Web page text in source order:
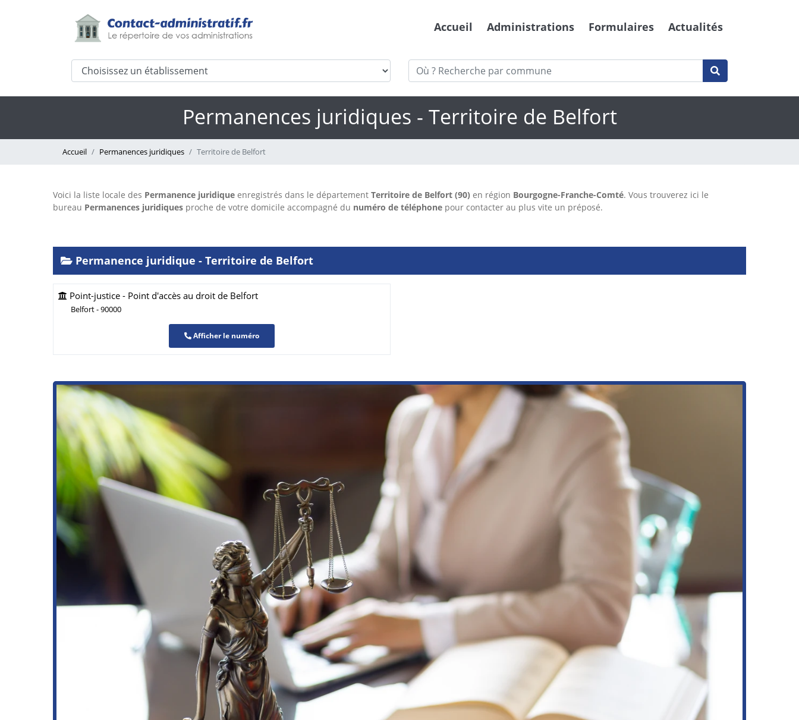
Accueil Administrations Formulaires Actualités
Permanences juridiques - Territoire de Belfort
Accueil Permanences juridiques Territoire de Belfort
Voici la liste locale des Permanence juridique enregistrés dans le département Territoire de Belfort (90) en région Bourgogne-Franche-Comté. Vous trouverez ici le
bureau Permanences juridiques proche de votre domicile accompagné du numéro de téléphone pour contacter au plus vite un préposé.
Permanence juridique - Territoire de Belfort
Point-justice - Point d'accès au droit de Belfort
Belfort - 90000
Afficher le numéro